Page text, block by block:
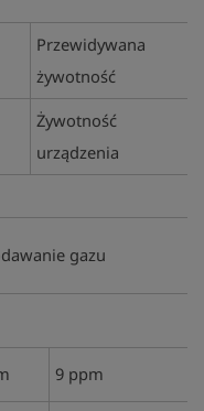
Przewidywana
żywotność
Żywotność
urządzenia
gazu
9 ppm